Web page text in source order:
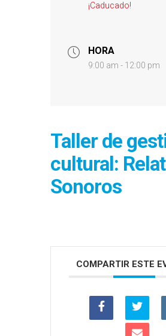
¡Caducado!
HORA
9:00 am - 12:00 pm
Taller de
cultural:
Sonoros
COMPARTIR ESTE